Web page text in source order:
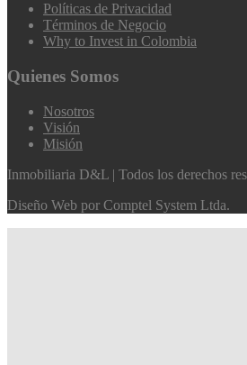
Políticas de Privacidad
Términos de Negocio
Why to Invest in Colombia
Quienes Somos
Nosotros
Visión
Misión
Inmobiliaria D&L | Todos los derechos
Diseño Web por Comptel System Ltda.